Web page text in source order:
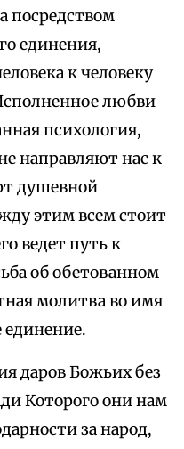
посредством
единения,
к человеку
любви
психология,
направляют нас к
душевной
этим всем стоит
ведет путь к
об обетованном
молитва во имя
единение.
даров Божьих без
Которого они нам
за народ,